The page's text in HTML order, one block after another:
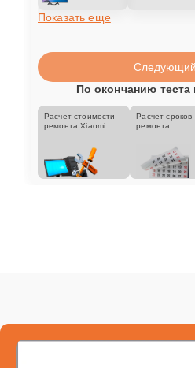
Показать еще
По окончанию
Расчет стоимости
ремонта Xiaomi
Расчет сроков
ремонта